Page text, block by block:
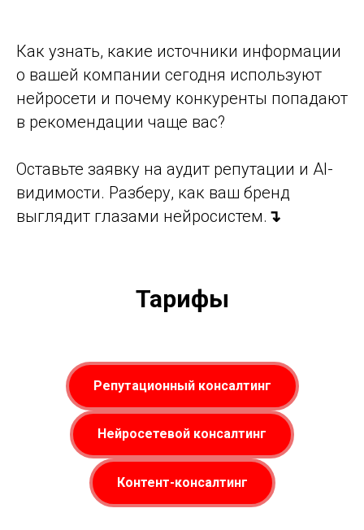
Как узнать, какие источники информации
о вашей компании сегодня используют
нейросети и почему конкуренты попадают
в рекомендации чаще вас?
Оставьте заявку на аудит репутации и AI-
видимости. Разберу, как ваш бренд
выглядит глазами нейросистем. ↴
Тарифы
Репутационный консалтинг
Нейросетевой консалтинг
Контент-консалтинг